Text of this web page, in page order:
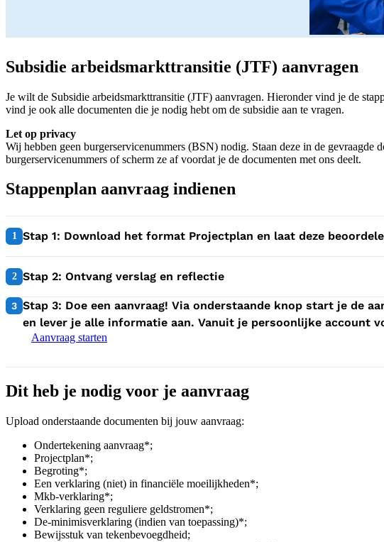
Subsidie arbeidsmarkttransitie (JTF) aanvragen
Je wilt de Subsidie arbeidsmarkttransitie (JTF) aanvragen. Hieronder vind je de
vind je ook alle documenten die je nodig hebt om de subsidie aan te vragen.
Let op privacy
Wij hebben geen burgerservicenummers (BSN) nodig. Staan deze in de gevraagde
burgerservicenummers of scherm ze af voordat je de documenten met ons deelt.
Stappenplan aanvraag indienen
1 1:
Stap 1: Download het format Projectplan en laat deze
2 2:
Stap 2: Ontvang verslag en reflectie
3
3: Stap 3: Doe een aanvraag! Via onderstaande knop start je de
en lever je alle informatie aan. Vanuit je persoonlijke account
Aanvraag starten
Dit heb je nodig voor je aanvraag
Upload onderstaande documenten bij jouw aanvraag:
Ondertekening aanvraag*;
Projectplan*;
Begroting*;
Een verklaring (niet) in financiële moeilijkheden*;
Mkb-verklaring*;
Verklaring geen reguliere geldstromen*;
De-minimisverklaring (indien van toepassing)*;
Bewijsstuk van tekenbevoegdheid;